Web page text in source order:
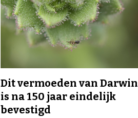
Dit vermoeden van Darwin
is na 150 jaar eindelijk
bevestigd